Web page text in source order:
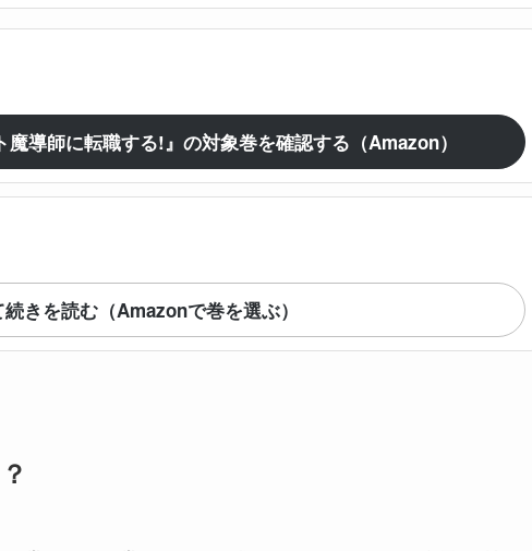
導師に転職する!』の対象巻を確認する（Amazon）
きを読む（Amazonで巻を選ぶ）